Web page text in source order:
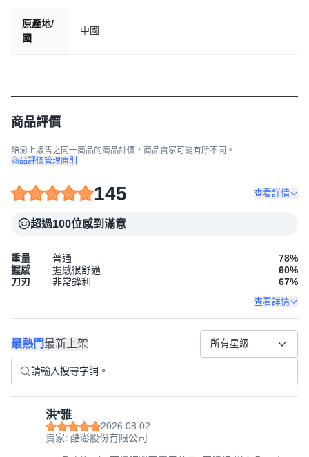
原產地/
國
中國
商品評價
酷澎上販售之同一商品的商品評價，商品賣家可能有所不同。
商品評價管理原則
145 查看詳情
超過100位感到滿意
重量 普通 78%
握感
握感很舒適 60%
刀刃
非常鋒利 67%
查看詳情
最熱門最新上架 所有星級
洪*雅
2026.08.02
賣家: 酷澎股份有限公司